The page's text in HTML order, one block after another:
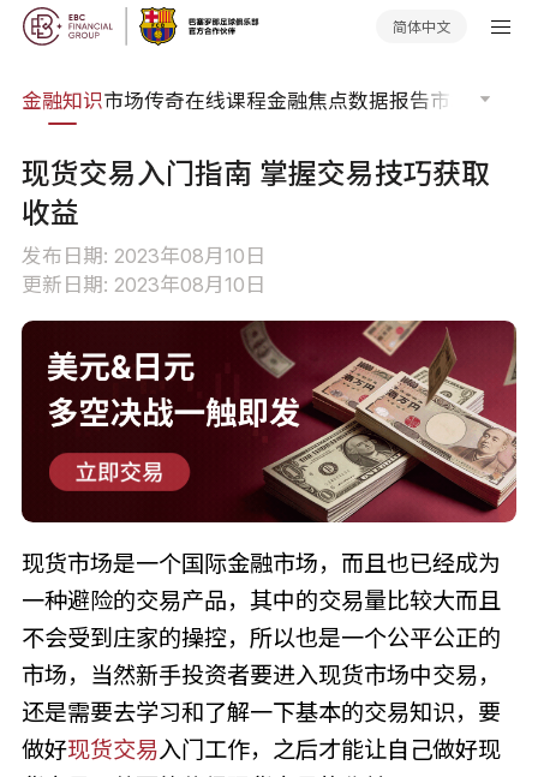
简体中文
金融知识市场传奇在线课程金融焦点数据报告市场分析
现货交易入门指南 掌握交易技巧获取
收益
发布日期: 2023年08月10日
更新日期: 2023年08月10日
现货市场是一个国际金融市场，而且也已经成为
一种避险的交易产品，其中的交易量比较大而且
不会受到庄家的操控，所以也是一个公平公正的
市场，当然新手投资者要进入现货市场中交易，
还是需要去学习和了解一下基本的交易知识，要
做好现货交易入门工作，之后才能让自己做好现